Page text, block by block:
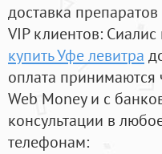
доставка
VIP клиентов:
купить Уфе левитра
оплата принимаются
Web Money и с
консультации в
телефонам: